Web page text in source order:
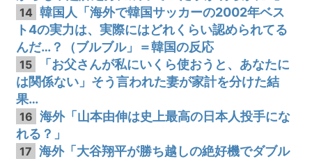
14 韓国人「海外で韓国サッカーの2002年ベス
ト4の実力は、実際にはどれくらい認められてる
んだ…？（ブルブル」＝韓国の反応
15
「お父さんが私にいくら使おうと、あなたに
は関係ない」そう言われた妻が家計を分けた結
果…
16 海外「山本由伸は史上最高の日本人投手にな
れる？」
17 海外「大谷翔平が勝ち越しの絶好機でダブル